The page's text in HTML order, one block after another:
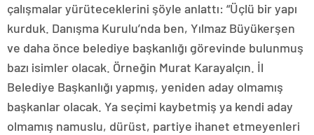
çalışmalar yürüteceklerini şöyle anlattı: “Üçlü bir yapı
kurduk. Danışma Kurulu’nda ben, Yılmaz Büyükerşen
ve daha önce belediye başkanlığı görevinde bulunmuş
bazı isimler olacak. Örneğin Murat Karayalçın. İl
Belediye Başkanlığı yapmış, yeniden aday olmamış
başkanlar olacak. Ya seçimi kaybetmiş ya kendi aday
olmamış namuslu, dürüst, partiye ihanet etmeyenleri